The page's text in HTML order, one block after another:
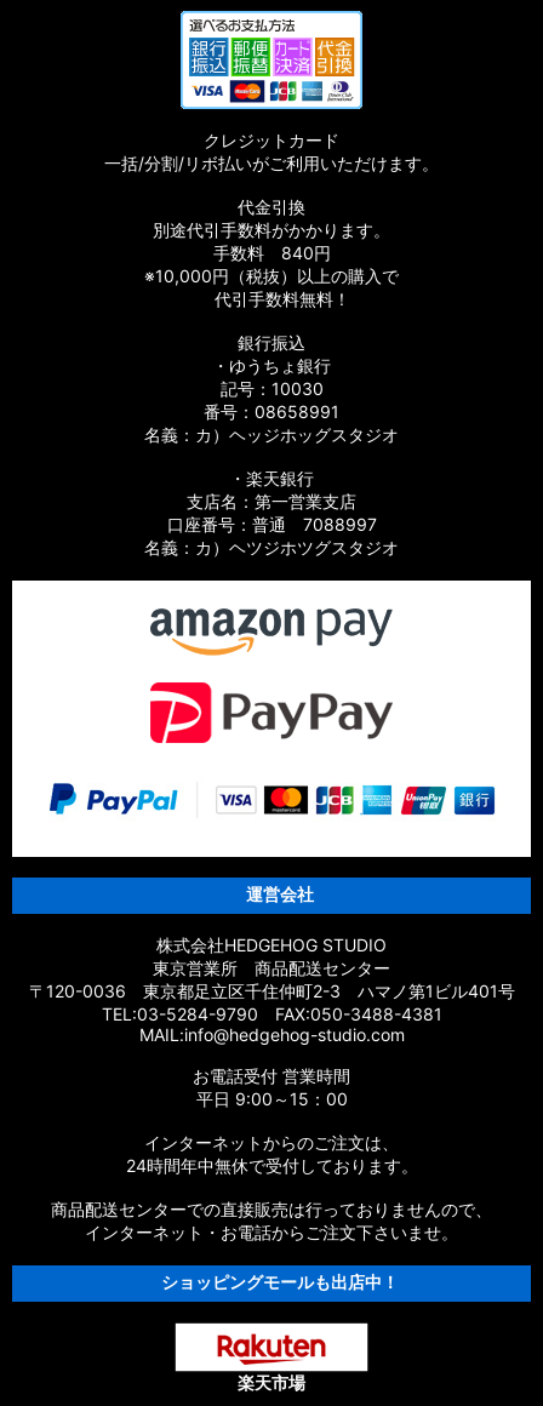
クレジットカード
一括/分割/リボ払いがご利用いただけます。
代金引換
別途代引手数料がかかります。
手数料 840円
※10,000円（税抜）以上の購入で
代引手数料無料！
銀行振込
・ゆうちょ銀行
記号：10030
番号：08658991
名義：カ）ヘッジホッグスタジオ
・楽天銀行
支店名：第一営業支店
口座番号：普通 7088997
名義：カ）ヘツジホツグスタジオ
運営会社
株式会社HEDGEHOG STUDIO
東京営業所 商品配送センター
〒120-0036 東京都足立区千住仲町2-3 ハマノ第1ビル401号
TEL:03-5284-9790 FAX:050-3488-4381
MAIL:info@hedgehog-studio.com
お電話受付 営業時間
平日 9:00～15：00
インターネットからのご注文は、
24時間年中無休で受付しております。
商品配送センターでの直接販売は行っておりませんので、
インターネット・お電話からご注文下さいませ。
ショッピングモールも出店中！
楽天市場